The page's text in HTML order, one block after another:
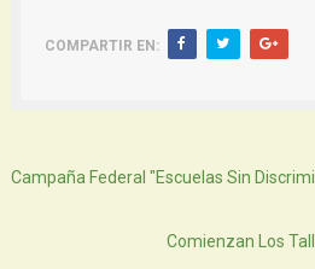
COMPARTIR EN:
Campaña Federal "Escuelas Sin
Comienzan Los